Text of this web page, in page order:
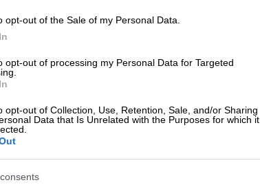
opt-out of the Sale of my Personal Data.
opt-out of processing my Personal Data for Targeted
opt-out of Collection, Use, Retention, Sale, and/or Sharing
Data that Is Unrelated with the Purposes for which it
οι
δε θα έχουμε ισχυρές δονήσεις και
ακολουθία στα
μακροπρόθεσμα
.
καθηγητής Διαχείρισης Φυσικών
Πανεπιστημίου Αθηνών (
Σχεδιασμού και Προστασίας